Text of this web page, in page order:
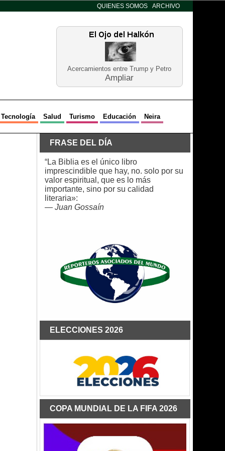
QUIENES SOMOS ARCHIVO
Acercamientos entre Trump y Petro
Ampliar
Tecnología Salud Turismo Educación Neira
FRASE DEL DÍA
“La Biblia es el único libro
imprescindible que hay, no. solo por su
valor espiritual, que es lo más
importante, sino por su calidad
literaria»:
— Juan Gossaín
ELECCIONES 2026
COPA MUNDIAL DE LA FIFA 2026